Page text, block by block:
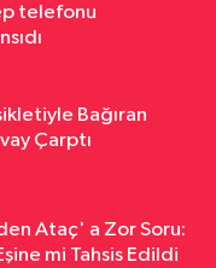
telefonu
Bağıran
Çarptı
Ataç' a Zor Soru:
mi Tahsis Edildi